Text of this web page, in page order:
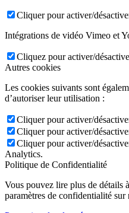
Cliquer pour activer/
Intégrations de vidéo Vimeo et
Cliquez pour activer/
Autres cookies
Les cookies suivants sont
d’autoriser leur utilisation :
Cliquer pour activer/
Cliquer pour activer/
Cliquer pour activer/
Analytics.
Politique de Confidentialité
Vous pouvez lire plus de détails
paramètres de confidentialité